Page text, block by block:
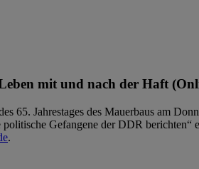
mit und nach der Haft
65. Jahrestages des Mauerbaus am
Gefangene der DDR
.